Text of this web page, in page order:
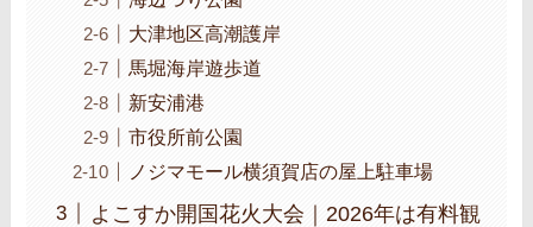
大津地区高潮護岸
馬堀海岸遊歩道
新安浦港
市役所前公園
ノジマモール横須賀店の屋上駐車場
よこすか開国花火大会｜2026年は有料観